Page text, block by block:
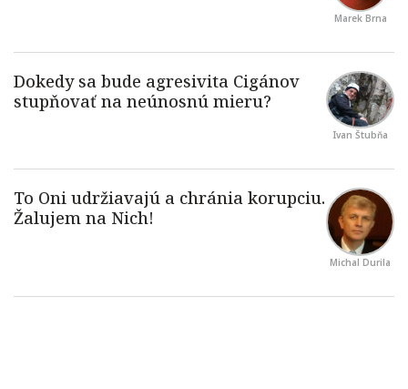
Marek Brna
Ivan Štubňa
Michal Durila